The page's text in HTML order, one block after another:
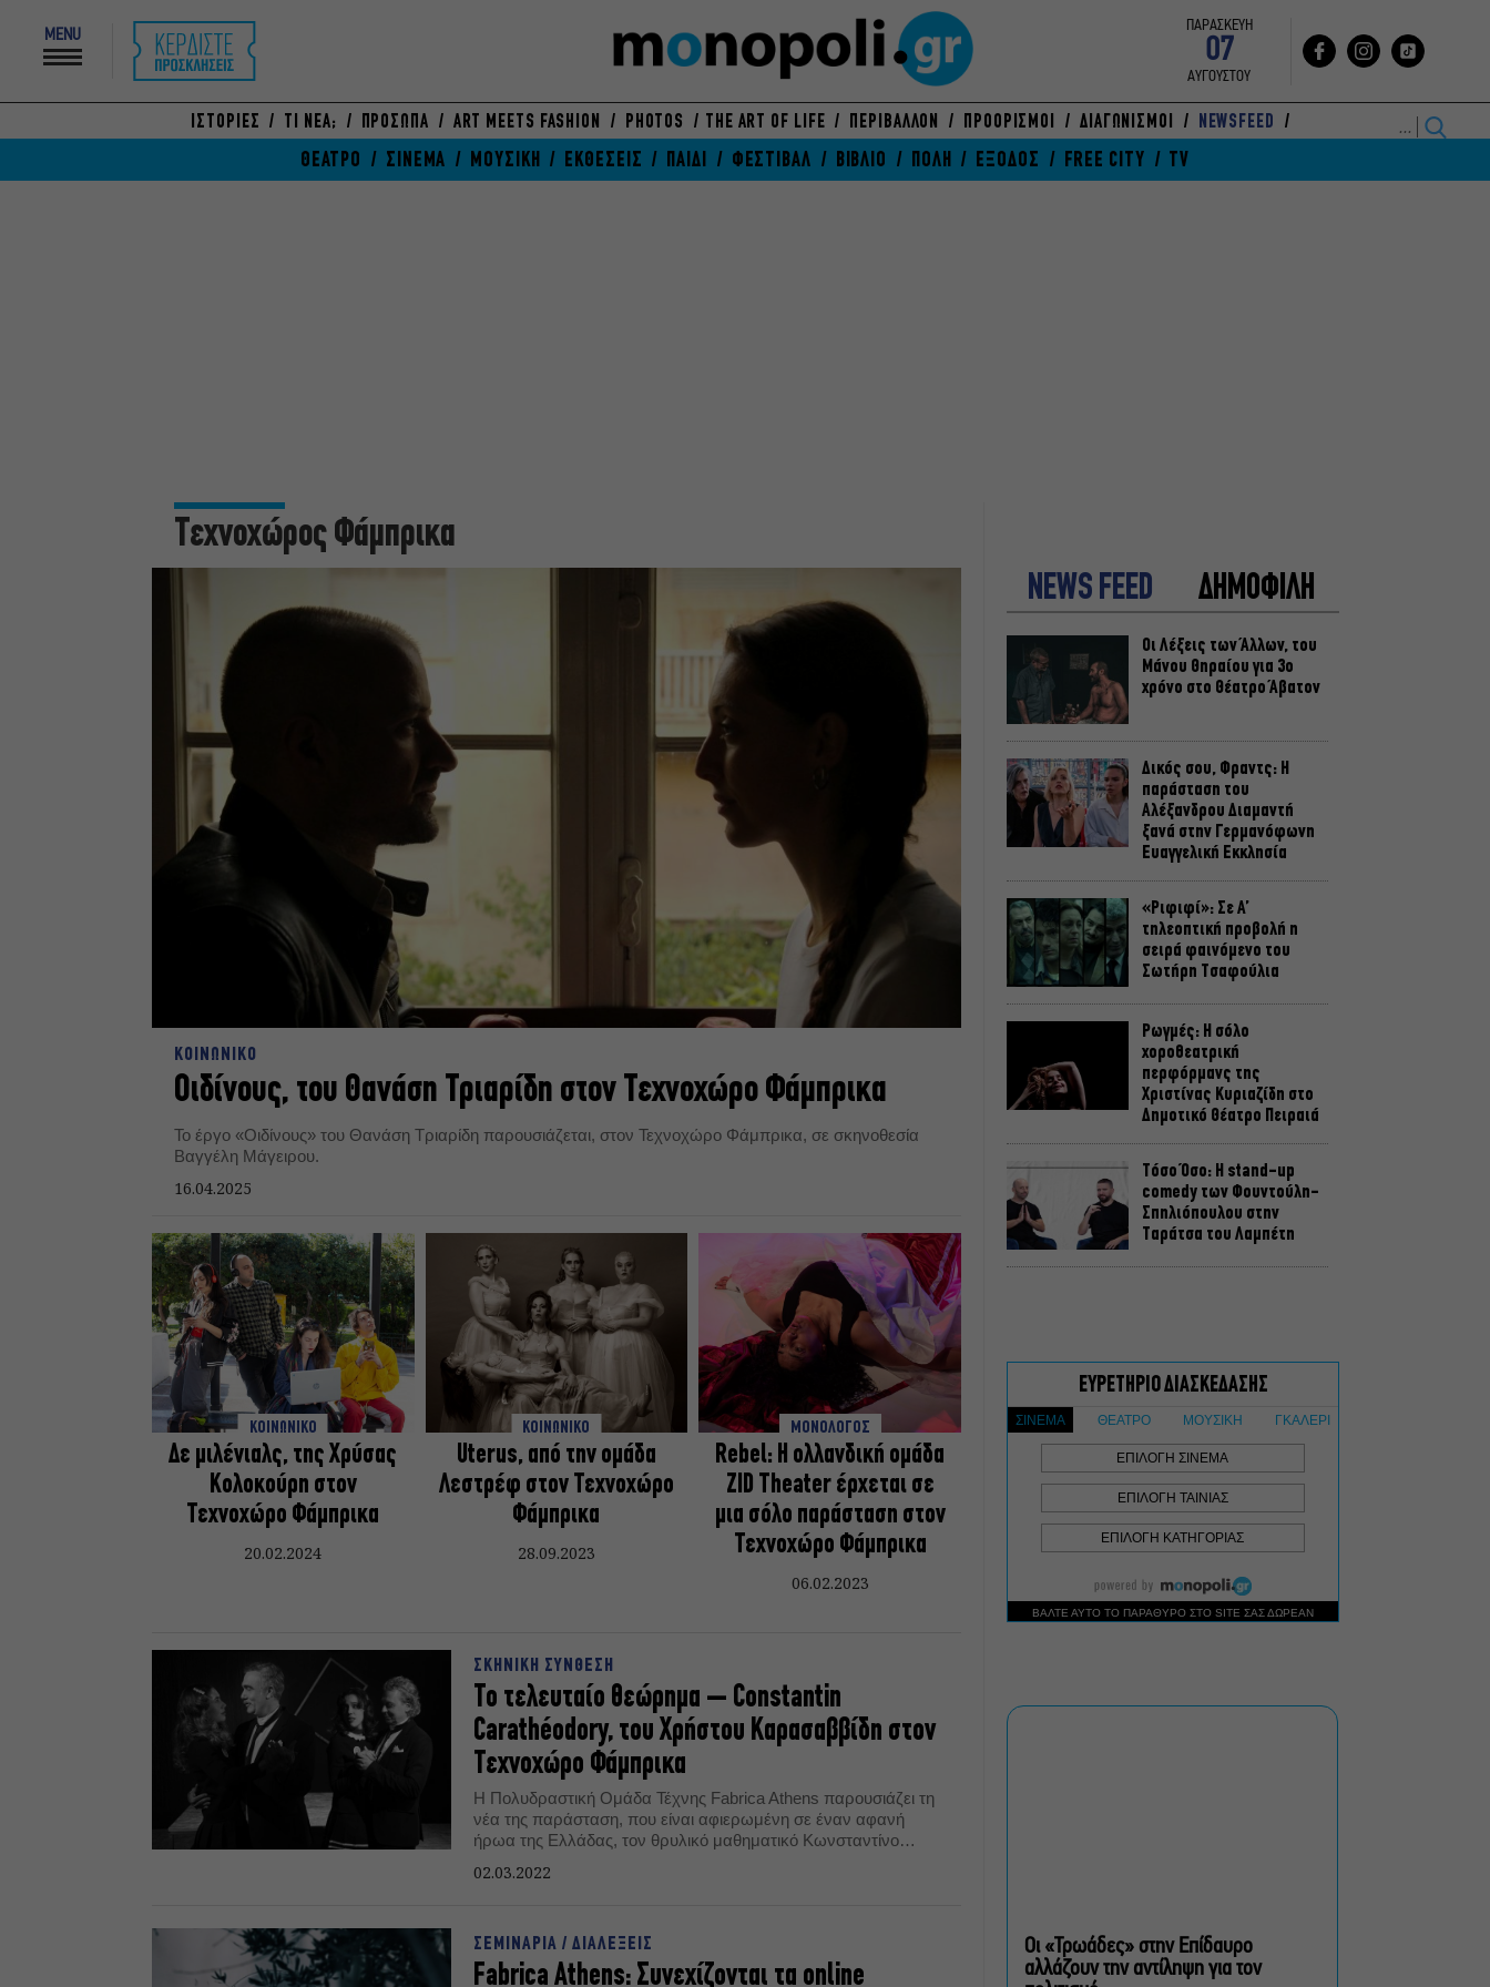
MENU
ΠΑΡΑΣΚΕΥΗ
07
ΑΥΓΟΥΣΤΟΥ
ΙΣΤΟΡΙΕΣ ΤΙ ΝΕΑ; ΠΡΟΣΩΠΑ ART MEETS FASHION PHOTOS THE ART OF LIFE ΠΕΡΙΒΑΛΛΟΝ ΠΡΟΟΡΙΣΜΟΙ ΔΙΑΓΩΝΙΣΜΟΙ NEWSFEED
ΘΕΑΤΡΟ ΣΙΝΕΜΑ ΜΟΥΣΙΚΗ ΕΚΘΕΣΕΙΣ ΠΑΙΔΙ ΦΕΣΤΙΒΑΛ ΒΙΒΛΙΟ ΠΟΛΗ ΕΞΟΔΟΣ FREE CITY TV
Τεχνοχώρος Φάμπρικα
ΚΟΙΝΩΝΙΚΟ
Οιδίνους, του Θανάση Τριαρίδη στον Τεχνοχώρο Φάμπρικα
Το έργο «Οιδίνους» του Θανάση Τριαρίδη παρουσιάζεται, στον Τεχνοχώρο Φάμπρικα, σε σκηνοθεσία
Βαγγέλη Μάγειρου.
16.04.2025
ΚΟΙΝΩΝΙΚΟ
Δε μιλένιαλς, της Χρύσας
Κολοκούρη στον
Τεχνοχώρο Φάμπρικα
20.02.2024
ΚΟΙΝΩΝΙΚΟ
Uterus, από την ομάδα
Λεστρέφ στον Τεχνοχώρο
Φάμπρικα
28.09.2023
ΜΟΝΟΛΟΓΟΣ
Rebel: Η ολλανδική ομάδα
ZID Theater έρχεται σε
μια σόλο παράσταση στον
Τεχνοχώρο Φάμπρικα
06.02.2023
ΣΚΗΝΙΚΗ ΣΥΝΘΕΣΗ
Το τελευταίο θεώρημα – Constantin
Carathéodory, του Χρήστου Καρασαββίδη στον
Τεχνοχώρο Φάμπρικα
Η Πολυδραστική Ομάδα Τέχνης Fabrica Athens παρουσιάζει τη
νέα της παράσταση, που είναι αφιερωμένη σε έναν αφανή
ήρωα της Ελλάδας, τον θρυλικό μαθηματικό Κωνσταντίνο
02.03.2022
ΣΕΜΙΝΑΡΙΑ / ΔΙΑΛΕΞΕΙΣ
Fabrica Athens: Συνεχίζονται τα online
NEWS FEED ΔΗΜΟΦΙΛΗ
Οι Λέξεις των Άλλων, του
Μάνου Θηραίου για 3ο
χρόνο στο Θέατρο Άβατον
Δικός σου, Φραντς: Η
παράσταση του
Αλέξανδρου Διαμαντή
ξανά στην Γερμανόφωνη
Ευαγγελική Εκκλησία
«Ριφιφί»: Σε Α’
τηλεοπτική προβολή η
σειρά φαινόμενο του
Σωτήρη Τσαφούλια
Ρωγμές: Η σόλο
χοροθεατρική
περφόρμανς της
Χριστίνας Κυριαζίδη στο
Δημοτικό Θέατρο Πειραιά
Τόσο Όσο: Η stand-up
comedy των Φουντούλη-
Σπηλιόπουλου στην
Ταράτσα του Λαμπέτη
σινεμά στην Ταράτσα του
Λαμπέτη
Η συναυλιακή σεζόν
κορυφώνεται τον
Σεπτέμβριο
Τουλάχιστον 1.500 έλεγχοι
σε 300 παραλίες –
Πρόστιμα έως 73.000€ για
αυθαίρετες καταλήψεις
Πέντε διηγήματα του
Οι «Τρωάδες» στην Επίδαυρο
αλλάζουν την αντίληψη για τον